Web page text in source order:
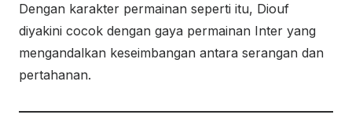
Dengan karakter permainan seperti itu, Diouf
diyakini cocok dengan gaya permainan Inter yang
mengandalkan keseimbangan antara serangan dan
pertahanan.